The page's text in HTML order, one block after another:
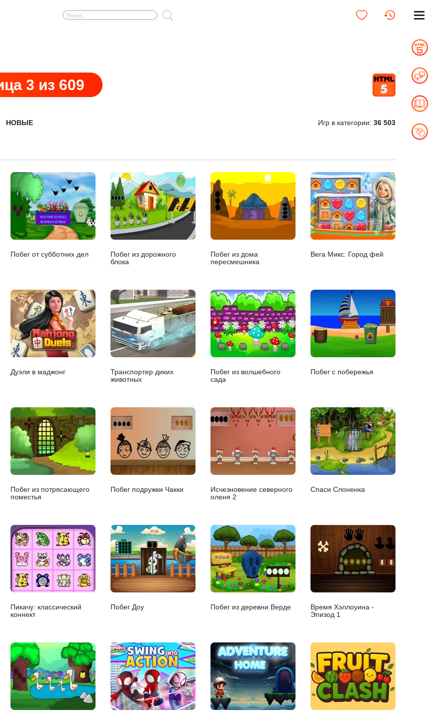
3 из 609
НОВЫЕ Игр в категории: 36 503
Побег от субботних дел
Побег из дорожного
блока
Побег из дома
пересмешника
Вега Микс: Город фей
Дуэли в маджонг
Транспортер диких
животных
Побег из волшебного
сада
Побег с побережья
Побег из потрясающего
поместья
Побег подружки Чакки
Исчезновение северного
оленя 2
Спаси Слоненка
Пикачу: классический
коннект
Побег Доу Побег из деревни Верде
Время Хэллоуина -
Эпизод 1